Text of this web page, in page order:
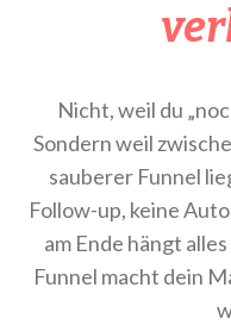
Nicht, weil du
Sondern weil
sauberer Funnel
Follow-up, keine
am Ende hängt
Funnel macht dein